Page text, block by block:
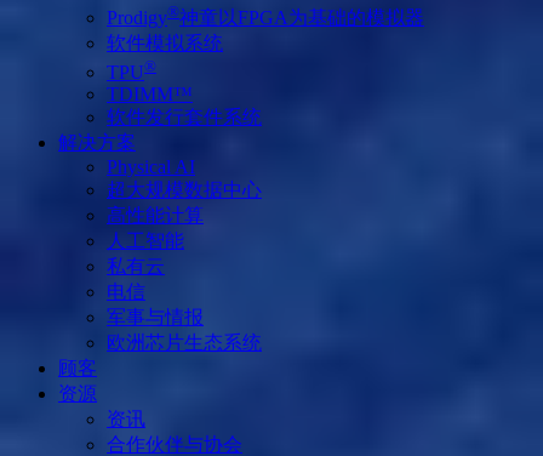
Prodigy®神童以FPGA为基础的模拟器
软件模拟系统
TPU®
TDIMM™
软件发行套件系统
解决方案
Physical AI
超大规模数据中心
高性能计算
人工智能
私有云
电信
军事与情报
欧洲芯片生态系统
顾客
资源
资讯
合作伙伴与协会